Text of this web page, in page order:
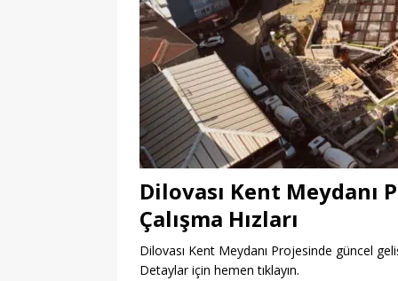
Dilovası Kent Meydanı
Çalışma Hızları
Dilovası Kent Meydanı Projesinde güncel
Detaylar için hemen tıklayın.